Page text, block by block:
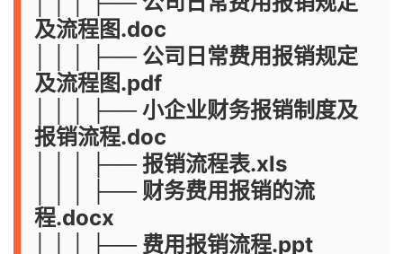
及流程图.doc
│ │ │ ├── 公司日常费用报销规定
及流程图.pdf
│ │ │ ├── 小企业财务报销制度及
报销流程.doc
│ │ │ ├── 报销流程表.xls
│ │ │ ├── 财务费用报销的流
程.docx
│ │ │ ├── 费用报销流程.ppt